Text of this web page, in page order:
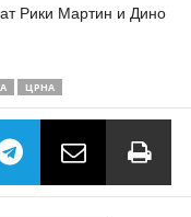
Рики Мартин и Дино
ЦРНА